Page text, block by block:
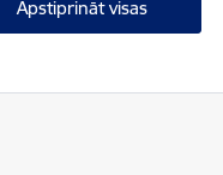
Apstiprināt visas